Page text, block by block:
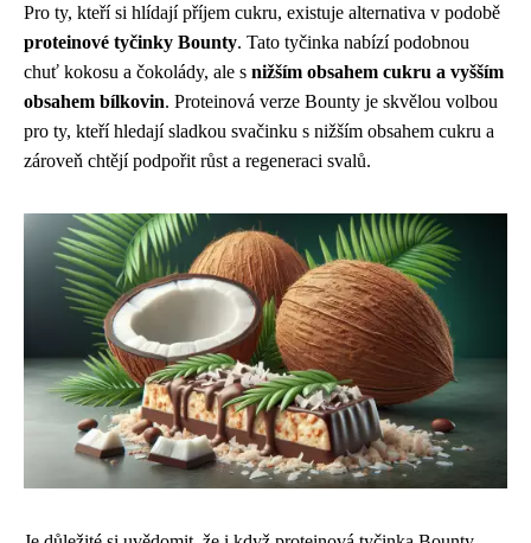
Pro ty, kteří si hlídají příjem cukru, existuje alternativa v podobě
proteinové tyčinky Bounty. Tato tyčinka nabízí podobnou
chuť kokosu a čokolády, ale s nižším obsahem cukru a vyšším
obsahem bílkovin. Proteinová verze Bounty je skvělou volbou
pro ty, kteří hledají sladkou svačinku s nižším obsahem cukru a
zároveň chtějí podpořit růst a regeneraci svalů.